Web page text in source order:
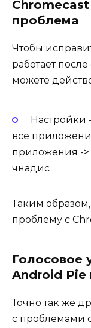
проблема
Чтобы
работает
можете
Настройки
все
приложения ->
чнадис
Таким
проблему с
Голосовое
Android
Точно так же
с проблемами